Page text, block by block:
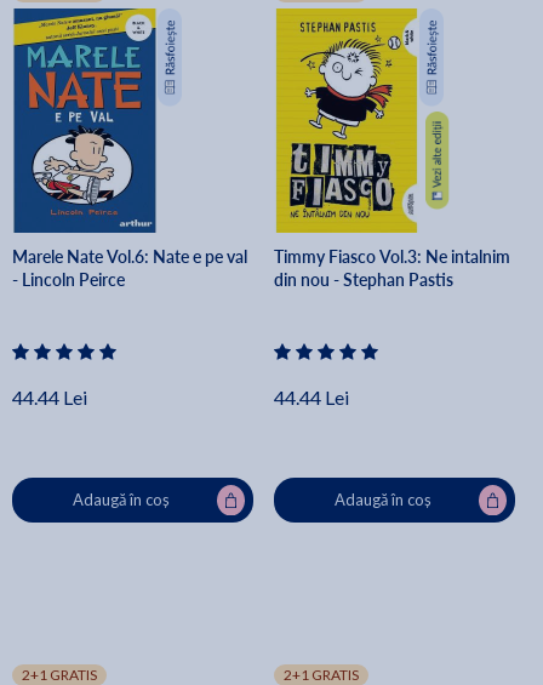
Marele Nate Vol.6: Nate e pe val
- Lincoln Peirce
44.44 Lei
Adaugă în coș
Timmy Fiasco Vol.3: Ne intalnim
din nou - Stephan Pastis
44.44 Lei
Adaugă în coș
2+1 GRATIS 2+1 GRATIS